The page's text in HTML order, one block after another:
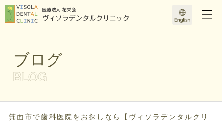
ブログ
箕面市で歯科医院をお探しなら【ヴィソラデンタルクリ